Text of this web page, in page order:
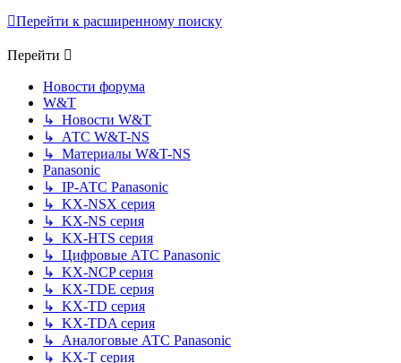
Перейти к расширенному поиску
Перейти
Новости форума
W&T
↳ Новости W&T
↳ АТС W&T-NS
↳ Материалы W&T-NS
Panasonic
↳ IP-АТС Panasonic
↳ KX-NSX серия
↳ KX-NS серия
↳ KX-HTS серия
↳ Цифровые АТС Panasonic
↳ KX-NCP серия
↳ KX-TDE серия
↳ KX-TD серия
↳ KX-TDA серия
↳ Аналоговые АТС Panasonic
↳ KX-T серия